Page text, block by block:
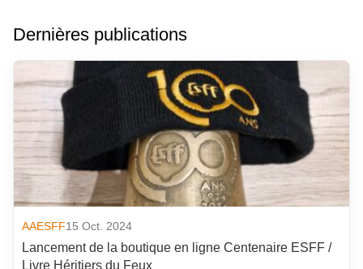
Dernières publications
AAESFF15 Oct. 2024
Lancement de la boutique en ligne Centenaire ESFF /
Livre Héritiers du Feux